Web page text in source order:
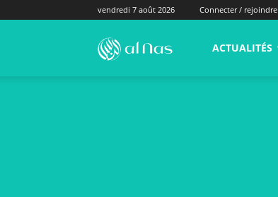
vendredi 7 août 2026 Connecter / rejoindre
alNas.fr ACTUALITÉS